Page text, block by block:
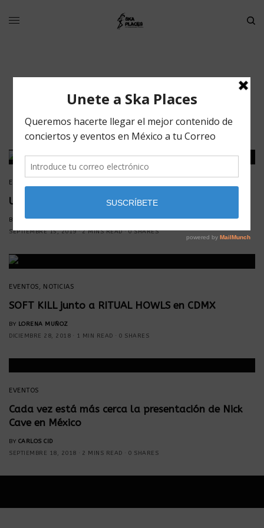
post punk
EVENTOS
UNKLE y Thieves Like Us juntos en WARP XIII
BY
FERNANDO HUACUZ
SEPTIEMBRE 15, 2019
2 MINS READ 0 SHARES
EVENTOS, NOTICIAS
SOFT KILL junto a RITUAL HOWLS en CDMX
BY LORENA MUÑOZ
DICIEMBRE 28, 2018
1 MIN READ 0 SHARES
EVENTOS
Cada vez está más cerca la presentación de Nick
Cave en México
BY CARLOS CID
SEPTIEMBRE 18, 2018
2 MINS READ 0 SHARES